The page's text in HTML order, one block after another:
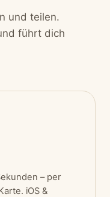
und teilen.
führt dich
– per
iOS &